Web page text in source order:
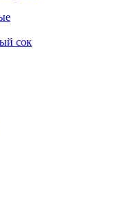
сок